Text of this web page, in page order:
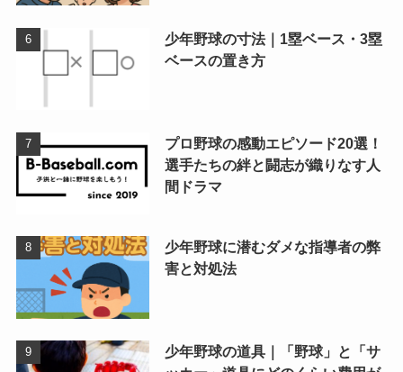
少年野球の寸法｜1塁ベース・3塁
ベースの置き方
プロ野球の感動エピソード20選！
選手たちの絆と闘志が織りなす人
間ドラマ
少年野球に潜むダメな指導者の弊
害と対処法
少年野球の道具｜「野球」と「サ